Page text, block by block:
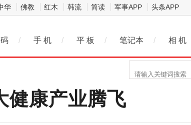
华 佛教 红木 韩流 简读 军事APP 头条APP
/ 手 机 / 平 板 / 笔记本 / 相 机
健康产业腾飞